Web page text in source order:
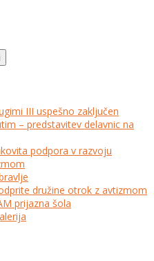
III uspešno zaključen
– predstavitev delavnic na
podpora v razvoju
družine otrok z avtizmom
prijazna šola